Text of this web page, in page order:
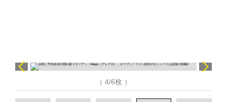
（ 4/6枚 ）